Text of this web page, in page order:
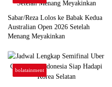
Sabar/Reza Lolos ke Babak Kedua
Australian Open 2026 Setelah
Menang Meyakinkan
bolatainment